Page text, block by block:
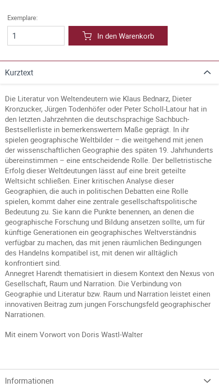
Exemplare:
In den Warenkorb
Kurztext
Die Literatur von Weltendeutern wie Klaus Bednarz, Dieter
Kronzucker, Jürgen Todenhöfer oder Peter Scholl-Latour hat in
den letzten Jahrzehnten die deutschsprachige Sachbuch-
Bestsellerliste in bemerkenswertem Maße geprägt. In ihr
spielen geographische Weltbilder – die weitgehend mit jenen
der wissenschaftlichen Geographie des späten 19. Jahrhunderts
übereinstimmen – eine entscheidende Rolle. Der belletristische
Erfolg dieser Weltdeutungen lässt auf eine breit geteilte
Weltsicht schließen. Einer kritischen Analyse dieser
Geographien, die auch in politischen Debatten eine Rolle
spielen, kommt daher eine zentrale gesellschaftspolitische
Bedeutung zu. Sie kann die Punkte benennen, an denen die
geographische Forschung und Bildung ansetzen sollte, um für
künftige Generationen ein geographisches Weltverständnis
verfügbar zu machen, das mit jenen räumlichen Bedingungen
des Handelns kompatibel ist, mit denen wir alltäglich
konfrontiert sind.
Annegret Harendt thematisiert in diesem Kontext den Nexus von
Gesellschaft, Raum und Narration. Die Verbindung von
Geographie und Literatur bzw. Raum und Narration leistet einen
innovativen Beitrag zum jungen Forschungsfeld geographischer
Narrationen.
Mit einem Vorwort von Doris Wastl-Walter
Informationen